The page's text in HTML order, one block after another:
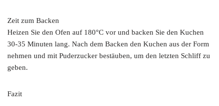
Zeit zum Backen
Heizen Sie den Ofen auf 180°C vor und backen Sie den Kuchen
30-35 Minuten lang. Nach dem Backen den Kuchen aus der Form
nehmen und mit Puderzucker bestäuben, um den letzten Schliff zu
geben.
Fazit